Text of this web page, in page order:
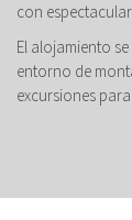
con
El alojamiento
entorno de
excursiones